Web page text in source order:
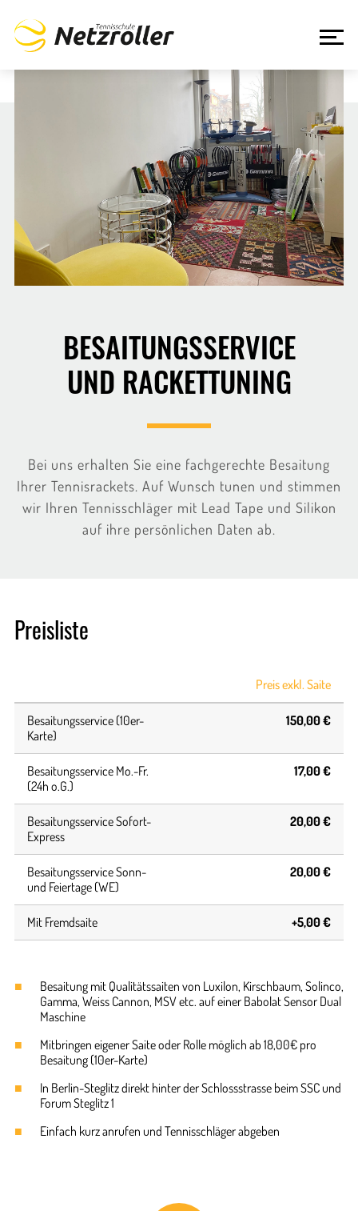
BESAITUNGSSERVICE
UND RACKETTUNING
Bei uns erhalten Sie eine fachgerechte Besaitung
Ihrer Tennisrackets. Auf Wunsch tunen und stimmen
wir Ihren Tennisschläger mit Lead Tape und Silikon
auf ihre persönlichen Daten ab.
Preisliste
Preis exkl. Saite
Besaitungsservice (10er-
Karte)
150,00 €
Besaitungsservice Mo.-Fr.
(24h o.G.)
17,00 €
Besaitungsservice Sofort-
Express
20,00 €
Besaitungsservice Sonn-
und Feiertage (WE)
20,00 €
Mit Fremdsaite +5,00 €
Besaitung mit Qualitätssaiten von Luxilon, Kirschbaum, Solinco,
Gamma, Weiss Cannon, MSV etc. auf einer Babolat Sensor Dual
Maschine
Mitbringen eigener Saite oder Rolle möglich ab 18,00€ pro
Besaitung (10er-Karte)
In Berlin-Steglitz direkt hinter der Schlossstrasse beim SSC und
Forum Steglitz 1
Einfach kurz anrufen und Tennisschläger abgeben